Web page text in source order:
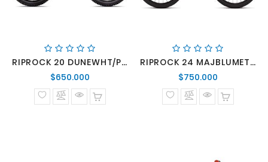
RIPROCK 20 DUNEWHT/PNGRN 20
$650.000
normal
RIPROCK 24 MAJBLUMET/SKYBLU 24
$750.000
normal